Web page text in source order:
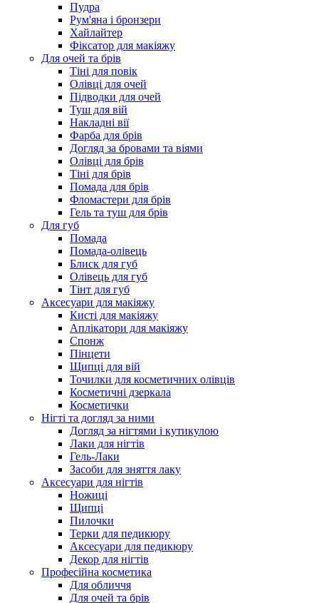
Пудра
Рум'яна і бронзери
Хайлайтер
Фіксатор для макіяжу
Для очей та брів
Тіні для повік
Олівці для очей
Підводки для очей
Туш для вій
Накладні вії
Фарба для брів
Догляд за бровами та віями
Олівці для брів
Тіні для брів
Помада для брів
Фломастери для брів
Гель та туш для брів
Для губ
Помада
Помада-олівець
Блиск для губ
Олівець для губ
Тінт для губ
Аксесуари для макіяжу
Кисті для макіяжу
Аплікатори для макіяжу
Спонж
Пінцети
Щипці для вій
Точилки для косметичних олівців
Косметичні дзеркала
Косметички
Нігті та догляд за ними
Догляд за нігтями і кутикулою
Лаки для нігтів
Гель-Лаки
Засоби для зняття лаку
Аксесуари для нігтів
Ножиці
Щипці
Пилочки
Терки для педикюру
Аксесуари для педикюру
Декор для нігтів
Професійна косметика
Для обличчя
Для очей та брів